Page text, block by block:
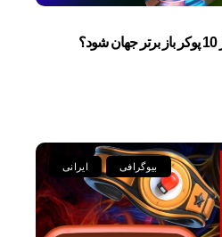
ایرانی بیوگرافی